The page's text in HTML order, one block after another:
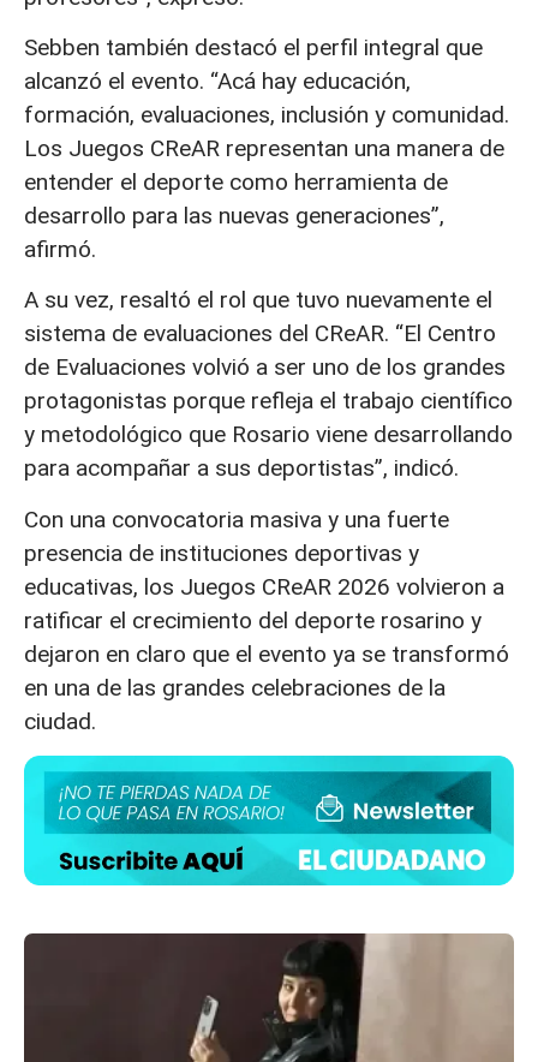
Sebben también destacó el perfil integral que
alcanzó el evento. “Acá hay educación,
formación, evaluaciones, inclusión y comunidad.
Los Juegos CReAR representan una manera de
entender el deporte como herramienta de
desarrollo para las nuevas generaciones”,
afirmó.
A su vez, resaltó el rol que tuvo nuevamente el
sistema de evaluaciones del CReAR. “El Centro
de Evaluaciones volvió a ser uno de los grandes
protagonistas porque refleja el trabajo científico
y metodológico que Rosario viene desarrollando
para acompañar a sus deportistas”, indicó.
Con una convocatoria masiva y una fuerte
presencia de instituciones deportivas y
educativas, los Juegos CReAR 2026 volvieron a
ratificar el crecimiento del deporte rosarino y
dejaron en claro que el evento ya se transformó
en una de las grandes celebraciones de la
ciudad.